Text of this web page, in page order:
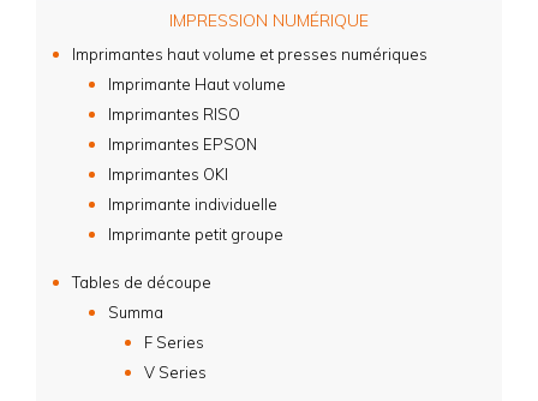
IMPRESSION NUMÉRIQUE
Imprimantes haut volume et presses numériques
Imprimante Haut volume
Imprimantes RISO
Imprimantes EPSON
Imprimantes OKI
Imprimante individuelle
Imprimante petit groupe
Tables de découpe
Summa
F Series
V Series